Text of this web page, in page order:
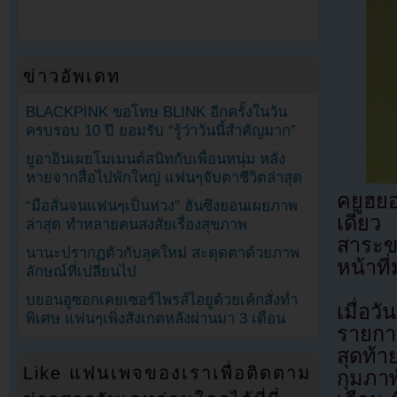
คยูฮย
เดี่ยว
สาระ
หน้าที่
เมื่อวั
รายก
สุดท้า
กุมภา
ข่าวอัพเดท
BLACKPINK ขอโทษ BLINK อีกครั้งในวัน
ครบรอบ 10 ปี ยอมรับ “รู้ว่าวันนี้สำคัญมาก”
ยูอาอินเผยโมเมนต์สนิทกับเพื่อนหนุ่ม หลัง
หายจากสื่อไปพักใหญ่ แฟนๆจับตาชีวิตล่าสุด
“มือสั่นจนแฟนๆเป็นห่วง” ฮันซึงยอนเผยภาพ
ล่าสุด ทำหลายคนสงสัยเรื่องสุขภาพ
นานะปรากฏตัวกับลุคใหม่ สะดุดตาด้วยภาพ
ลักษณ์ที่เปลี่ยนไป
บยอนอูซอกเคยเซอร์ไพรส์ไอยูด้วยเค้กสั่งทำ
พิเศษ แฟนๆเพิ่งสังเกตหลังผ่านมา 3 เดือน
Like แฟนเพจของเราเพื่อติดตาม